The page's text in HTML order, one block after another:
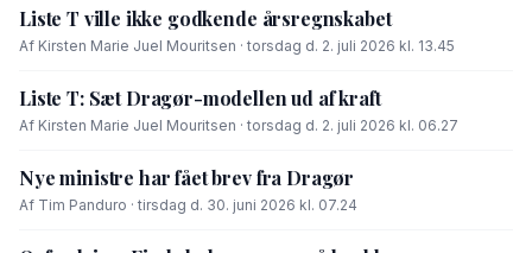
Liste T ville ikke godkende årsregnskabet
Af Kirsten Marie Juel Mouritsen · torsdag d. 2. juli 2026 kl. 13.45
Liste T: Sæt Dragør-modellen ud af kraft
Af Kirsten Marie Juel Mouritsen · torsdag d. 2. juli 2026 kl. 06.27
Nye ministre har fået brev fra Dragør
Af Tim Panduro · tirsdag d. 30. juni 2026 kl. 07.24